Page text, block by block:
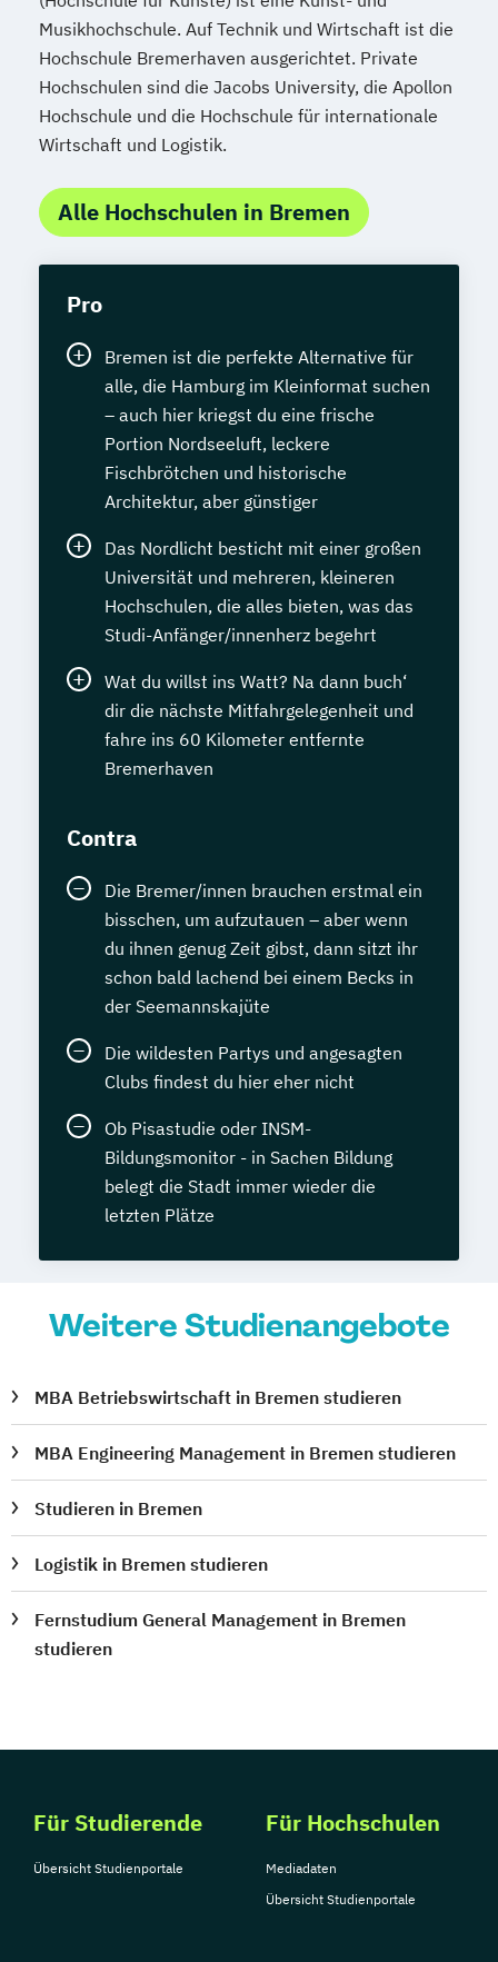
Musikhochschule. Auf Technik und Wirtschaft ist die
Hochschule Bremerhaven ausgerichtet. Private
Hochschulen sind die Jacobs University, die Apollon
Hochschule und die Hochschule für internationale
Wirtschaft und Logistik.
Alle Hochschulen in Bremen
Pro
Bremen ist die perfekte Alternative für
alle, die Hamburg im Kleinformat suchen
– auch hier kriegst du eine frische
Portion Nordseeluft, leckere
Fischbrötchen und historische
Architektur, aber günstiger
Das Nordlicht besticht mit einer großen
Universität und mehreren, kleineren
Hochschulen, die alles bieten, was das
Studi-Anfänger/innenherz begehrt
Wat du willst ins Watt? Na dann buch‘
dir die nächste Mitfahrgelegenheit und
fahre ins 60 Kilometer entfernte
Bremerhaven
Contra
Die Bremer/innen brauchen erstmal ein
bisschen, um aufzutauen – aber wenn
du ihnen genug Zeit gibst, dann sitzt ihr
schon bald lachend bei einem Becks in
der Seemannskajüte
Die wildesten Partys und angesagten
Clubs findest du hier eher nicht
Ob Pisastudie oder INSM-
Bildungsmonitor - in Sachen Bildung
belegt die Stadt immer wieder die
letzten Plätze
Weitere Studienangebote
MBA Betriebswirtschaft in Bremen studieren
MBA Engineering Management in Bremen studieren
Studieren in Bremen
Logistik in Bremen studieren
Fernstudium General Management in Bremen
studieren
Für Studierende
Übersicht Studienportale
Für Hochschulen
Mediadaten
Übersicht Studienportale